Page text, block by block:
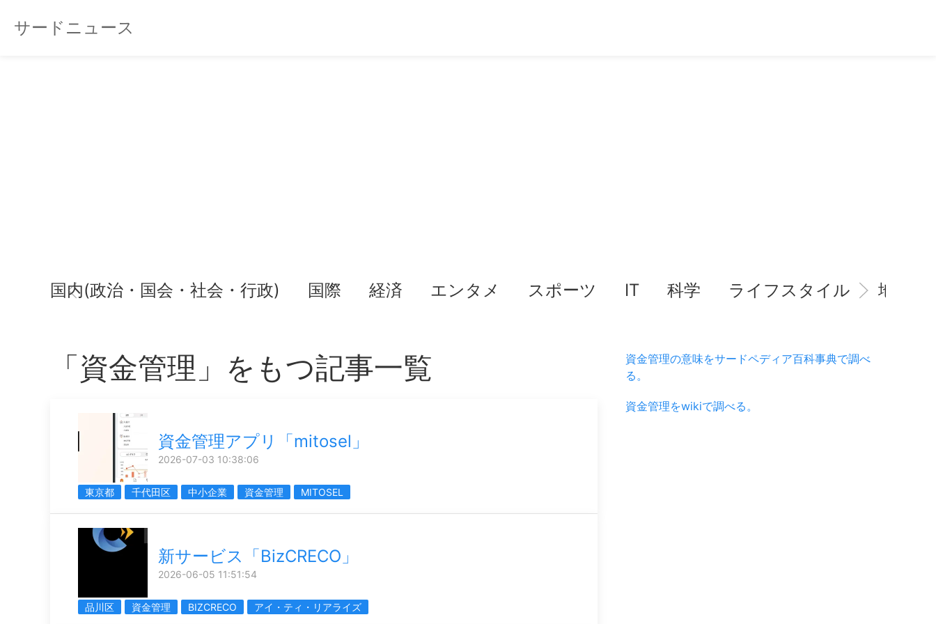
サードニュース
国内(政治・国会・社会・行政) 国際 経済 エンタメ スポーツ IT 科学 ライフスタイル 地域情
「資金管理」をもつ記事一覧
資金管理アプリ「mitosel」
2026-07-03 10:38:06
東京都 千代田区 中小企業 資金管理 MITOSEL
新サービス「BizCRECO」
2026-06-05 11:51:54
品川区 資金管理 BIZCRECO アイ・ティ・リアライズ
資金管理の意味をサードペディア百科事典で調べ
る。
資金管理をwikiで調べる。